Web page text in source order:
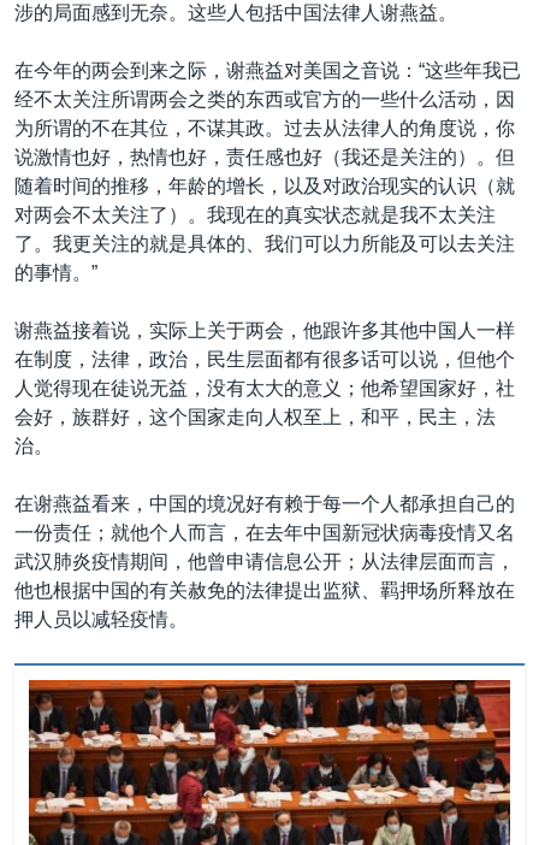
涉的局面感到无奈。这些人包括中国法律人谢燕益。
在今年的两会到来之际，谢燕益对美国之音说：“这些年我已
经不太关注所谓两会之类的东西或官方的一些什么活动，因
为所谓的不在其位，不谋其政。过去从法律人的角度说，你
说激情也好，热情也好，责任感也好（我还是关注的）。但
随着时间的推移，年龄的增长，以及对政治现实的认识（就
对两会不太关注了）。我现在的真实状态就是我不太关注
了。我更关注的就是具体的、我们可以力所能及可以去关注
的事情。”
谢燕益接着说，实际上关于两会，他跟许多其他中国人一样
在制度，法律，政治，民生层面都有很多话可以说，但他个
人觉得现在徒说无益，没有太大的意义；他希望国家好，社
会好，族群好，这个国家走向人权至上，和平，民主，法
治。
在谢燕益看来，中国的境况好有赖于每一个人都承担自己的
一份责任；就他个人而言，在去年中国新冠状病毒疫情又名
武汉肺炎疫情期间，他曾申请信息公开；从法律层面而言，
他也根据中国的有关赦免的法律提出监狱、羁押场所释放在
押人员以减轻疫情。